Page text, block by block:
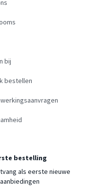
bij
bestellen
bestelling
als eerste nieuwe